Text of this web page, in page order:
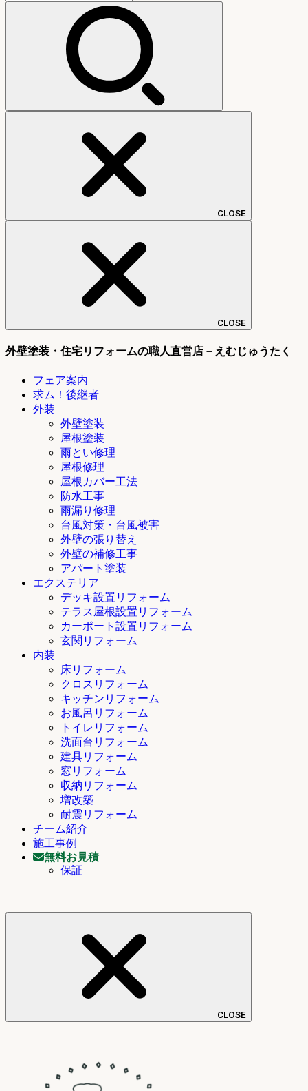
索:
CLOSE
CLOSE
外壁塗装・住宅リフォームの職人直営店－えむじゅうたく
フェア案内
求ム！後継者
外装
外壁塗装
屋根塗装
雨とい修理
屋根修理
屋根カバー工法
防水工事
雨漏り修理
台風対策・台風被害
外壁の張り替え
外壁の補修工事
アパート塗装
エクステリア
デッキ設置リフォーム
テラス屋根設置リフォーム
カーポート設置リフォーム
玄関リフォーム
内装
床リフォーム
クロスリフォーム
キッチンリフォーム
お風呂リフォーム
トイレリフォーム
洗面台リフォーム
建具リフォーム
窓リフォーム
収納リフォーム
増改築
耐震リフォーム
チーム紹介
施工事例
無料お見積
保証
CLOSE